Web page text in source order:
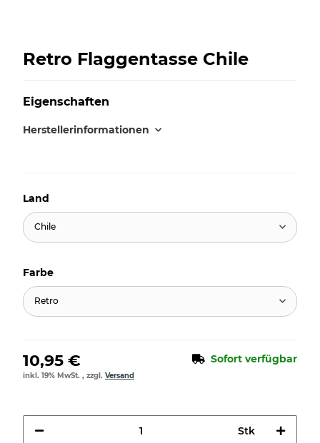
Retro Flaggentasse Chile
Eigenschaften
Herstellerinformationen
Land
Chile
Farbe
Retro
10,95 € Sofort verfügbar
inkl. 19% MwSt. , zzgl. Versand
Stk